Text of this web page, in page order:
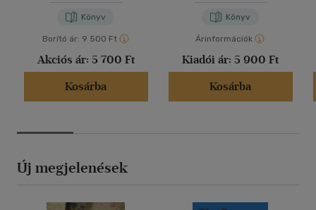
Könyv
Borító ár: 9 500 Ft
Akciós ár: 5 700 Ft
Kosárba
Könyv
Árinformációk
Kiadói ár: 5 900 Ft
Kosárba
Új megjelenések